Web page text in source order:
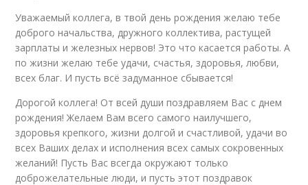
Уважаемый коллега, в твой день рождения желаю тебе
доброго начальства, дружного коллектива, растущей
зарплаты и железных нервов! Это что касается работы. А
по жизни желаю тебе удачи, счастья, здоровья, любви,
всех благ. И пусть всё задуманное сбывается!
Дорогой коллега! От всей души поздравляем Вас с днем
рождения! Желаем Вам всего самого наилучшего,
здоровья крепкого, жизни долгой и счастливой, удачи во
всех Ваших делах и исполнения всех самых сокровенных
желаний! Пусть Вас всегда окружают только
доброжелательные люди, и пусть этот поздравок